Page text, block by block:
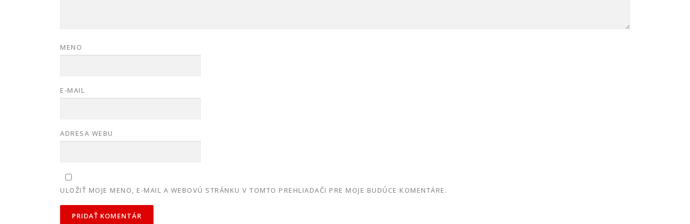
MENO
E-MAIL
ADRESA WEBU
ULOŽIŤ MOJE MENO, E-MAIL A WEBOVÚ STRÁNKU V TOMTO PREHLIADAČI PRE MOJE BUDÚCE KOMENTÁRE.